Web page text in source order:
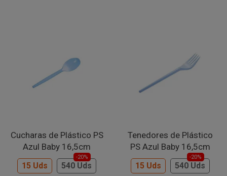
Cucharas de Plástico PS
Azul Baby 16,5cm
15 Uds 540 Uds
-20%
Tenedores de Plástico
PS Azul Baby 16,5cm
15 Uds 540 Uds
-20%